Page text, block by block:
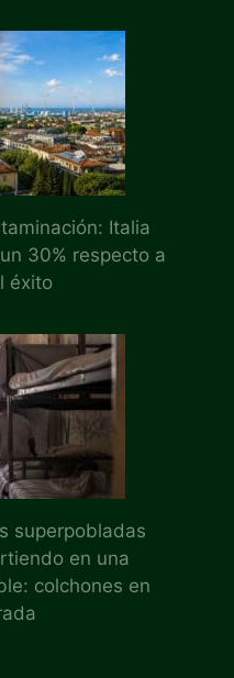
Italia
30% respecto a
éxito
superpobladas
en una
colchones en